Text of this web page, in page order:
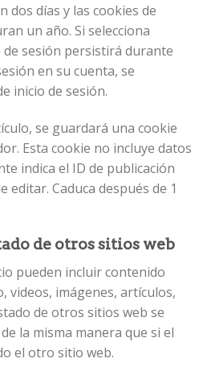
dos días y las cookies de
un año. Si selecciona
de sesión persistirá durante
en su cuenta, se
inicio de sesión.
se guardará una cookie
Esta cookie no incluye datos
indica el ID de publicación
editar. Caduca después de 1
de otros sitios web
pueden incluir contenido
videos, imágenes, artículos,
de otros sitios web se
la misma manera que si el
el otro sitio web.